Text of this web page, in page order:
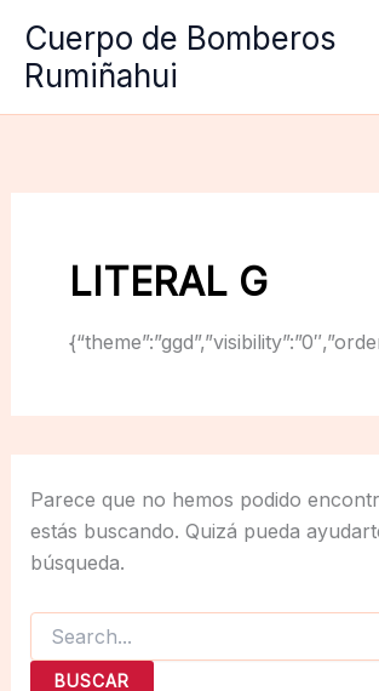
contenido
Cuerpo de Bomberos
Rumiñahui
LITERAL G
Parece que no hemos podido
estás buscando. Quizá pueda
búsqueda.
Buscar
por: